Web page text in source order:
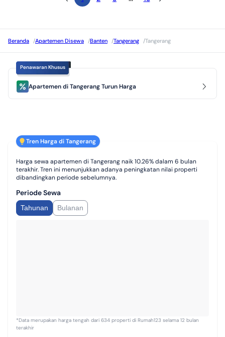
Beranda /Apartemen Disewa /Banten /Tangerang /Tangerang
Penawaran Khusus
Apartemen di Tangerang Turun Harga
Tren Harga di Tangerang
Harga sewa apartemen di Tangerang naik 10.26% dalam 6 bulan
terakhir. Tren ini menunjukkan adanya peningkatan nilai properti
dibandingkan periode sebelumnya.
Periode Sewa
Tahunan Bulanan
*Data merupakan harga tengah dari 634 properti di Rumah123 selama 12 bulan
terakhir